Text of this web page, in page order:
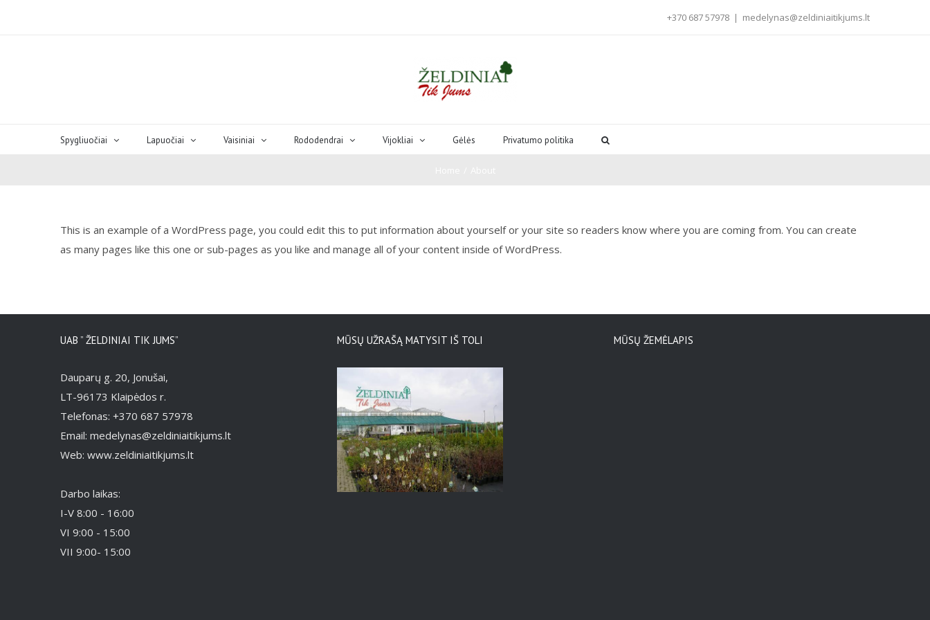
+370 687 57978 | medelynas@zeldiniaitikjums.lt
Spygliuočiai Lapuočiai Vaisiniai Rododendrai Vijokliai Gėlės Privatumo politika
This is an example of a WordPress page, you could edit this to put information about yourself or your site so readers know where you are coming from. You can create
as many pages like this one or sub-pages as you like and manage all of your content inside of WordPress.
UAB ” ŽELDINIAI TIK JUMS”
Dauparų g. 20, Jonušai,
LT-96173 Klaipėdos r.
Telefonas: +370 687 57978
Email: medelynas@zeldiniaitikjums.lt
Web: www.zeldiniaitikjums.lt
Darbo laikas:
I-V 8:00 - 16:00
VI 9:00 - 15:00
VII 9:00- 15:00
MŪSŲ UŽRAŠĄ MATYSIT IŠ TOLI MŪSŲ ŽEMĖLAPIS